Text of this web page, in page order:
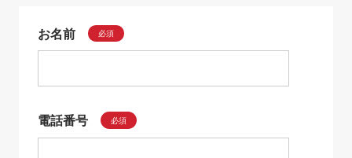
お名前 必須
電話番号 必須